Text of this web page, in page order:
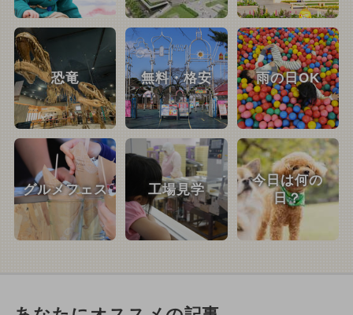
恐竜 無料・格安 雨の日OK
グルメフェス 工場見学
今日は何の
日？